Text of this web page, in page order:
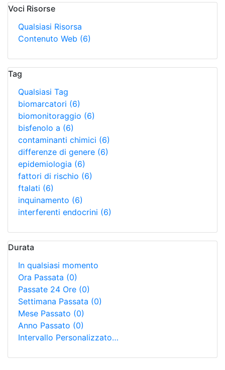
Voci Risorse
Qualsiasi Risorsa
Contenuto Web (6)
Tag
Qualsiasi Tag
biomarcatori (6)
biomonitoraggio (6)
bisfenolo a (6)
contaminanti chimici (6)
differenze di genere (6)
epidemiologia (6)
fattori di rischio (6)
ftalati (6)
inquinamento (6)
interferenti endocrini (6)
Durata
In qualsiasi momento
Ora Passata (0)
Passate 24 Ore (0)
Settimana Passata (0)
Mese Passato (0)
Anno Passato (0)
Intervallo Personalizzato…